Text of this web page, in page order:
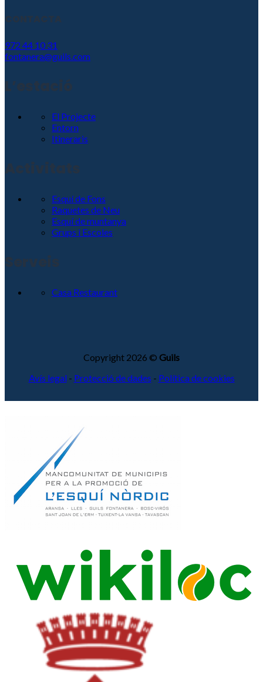
972 44 10 31
fontanera@guils.com
El Projecte
Entorn
Itineraris
Esquí de Fons
Raquetes de Neu
Esquí de muntanya
Grups i Escoles
Casa Restaurant
Copyright 2026 © Guils
Avís legal - Protecció de dades - Política de cookies